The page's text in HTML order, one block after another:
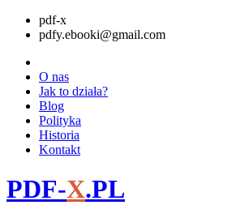
pdf-x
pdfy.ebooki@gmail.com
O nas
Jak to działa?
Blog
Polityka
Historia
Kontakt
PDF-X.PL